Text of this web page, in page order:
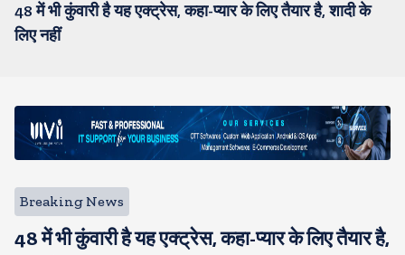
48 में भी कुंवारी है यह एक्ट्रेस, कहा-प्यार के लिए तैयार है, शादी के
लिए नहीं
Breaking News
48 में भी कुंवारी है यह एक्ट्रेस, कहा-प्यार के लिए तैयार है,